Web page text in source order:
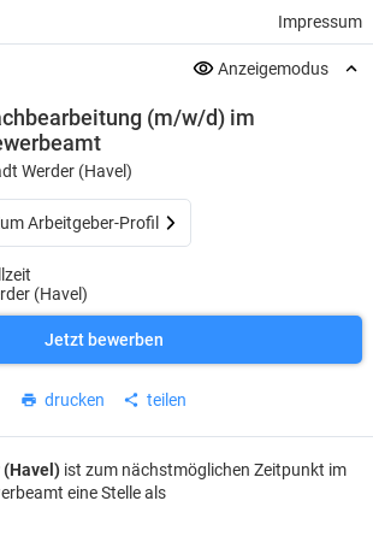
Impressum
Anzeigemodus
(m/w/d) im
Werder (Havel)
Arbeitgeber-Profil
(Havel)
Jetzt bewerben
drucken teilen
(Havel)ist zum nächstmöglichen Zeitpunkt im
eine Stelle als